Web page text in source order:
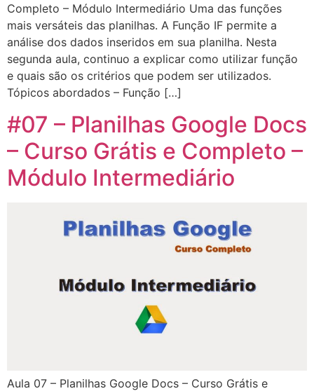
Completo – Módulo Intermediário Uma das funções
mais versáteis das planilhas. A Função IF permite a
análise dos dados inseridos em sua planilha. Nesta
segunda aula, continuo a explicar como utilizar função
e quais são os critérios que podem ser utilizados.
Tópicos abordados – Função […]
#07 – Planilhas Google Docs
– Curso Grátis e Completo –
Módulo Intermediário
Aula 07 – Planilhas Google Docs – Curso Grátis e